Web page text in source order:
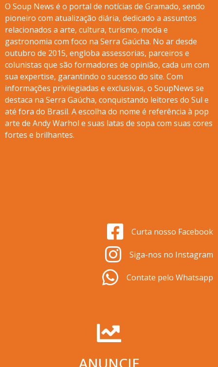
O Soup News é o portal de notícias de Gramado, sendo
pioneiro com atualização diária, dedicado a assuntos
relacionados a arte, cultura, turismo, moda e
gastronomia com foco na Serra Gaúcha. No ar desde
outubro de 2015, engloba assessorias, parceiros e
colunistas que são formadores de opinião, cada um com
sua expertise, garantindo o sucesso do site. Com
informações privilegiadas e exclusivas, o SoupNews se
destaca na Serra Gaúcha, conquistando leitores do Sul e
até fora do Brasil. A escolha do nome é referência à pop
arte de Andy Warhol e suas latas de sopa com suas cores
fortes e brilhantes.
Curta nosso Facebook
Siga-nos no Instagram
Contate pelo Whatsapp
ANUNCIE